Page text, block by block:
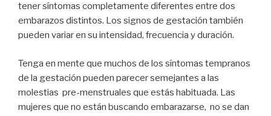
tener síntomas completamente diferentes entre dos
embarazos distintos. Los signos de gestación también
pueden variar en su intensidad, frecuencia y duración.
Tenga en mente que muchos de los síntomas tempranos
de la gestación pueden parecer semejantes a las
molestias pre-menstruales que estás habituada. Las
mujeres que no están buscando embarazarse, no se dan